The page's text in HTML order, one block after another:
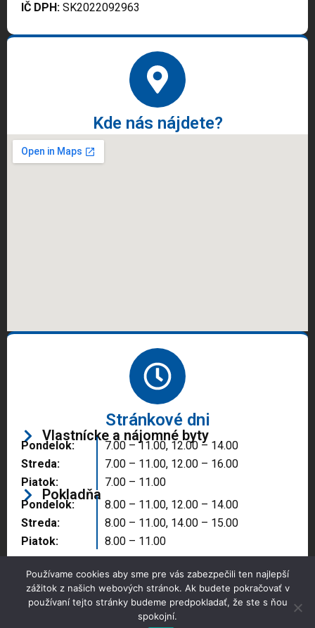
IČ DPH: SK2022092963
Kde nás nájdete?
Stránkové dni
Vlastnícke a nájomné byty
Pondelok:
Streda:
Piatok:
7.00 – 11.00, 12.00 – 14.00
7.00 – 11.00, 12.00 – 16.00
7.00 – 11.00
Pokladňa
Pondelok:
Streda:
Piatok:
8.00 – 11.00, 12.00 – 14.00
8.00 – 11.00, 14.00 – 15.00
8.00 – 11.00
Copyright © 2025 Správa majetku mesta, n.o.,
Používame cookies aby sme pre vás zabezpečili ten najlepší
zážitok z našich webových stránok. Ak budete pokračovať v
používaní tejto stránky budeme predpokladať, že ste s ňou
spokojní.